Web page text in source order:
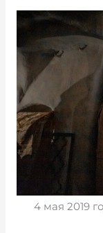
4 мая 2019